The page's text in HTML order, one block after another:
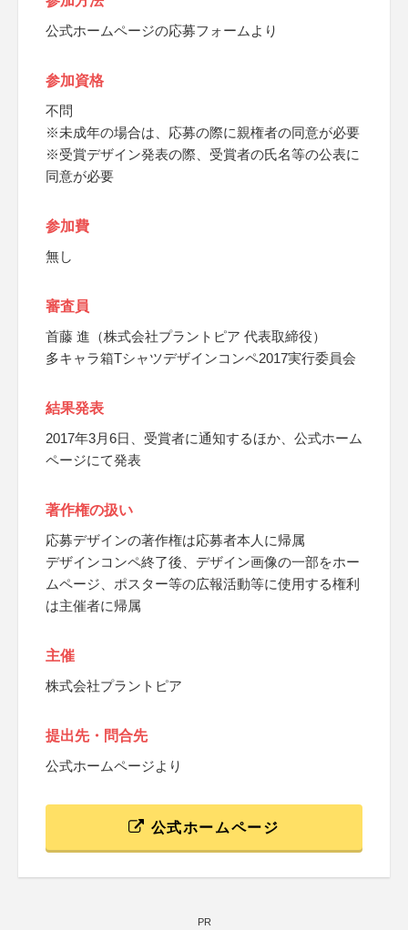
公式ホームページの応募フォームより
参加資格
不問
※未成年の場合は、応募の際に親権者の同意が必要
※受賞デザイン発表の際、受賞者の氏名等の公表に
同意が必要
参加費
無し
審査員
首藤 進（株式会社プラントピア 代表取締役）
多キャラ箱Tシャツデザインコンペ2017実行委員会
結果発表
2017年3月6日、受賞者に通知するほか、公式ホーム
ページにて発表
著作権の扱い
応募デザインの著作権は応募者本人に帰属
デザインコンペ終了後、デザイン画像の一部をホー
ムページ、ポスター等の広報活動等に使用する権利
は主催者に帰属
主催
株式会社プラントピア
提出先・問合先
公式ホームページより
公式ホームページ
PR